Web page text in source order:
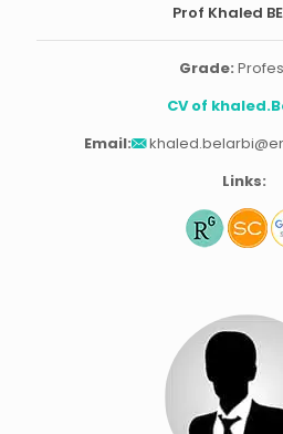
Prof Khaled
Grade:
CV of
Email:
Links: